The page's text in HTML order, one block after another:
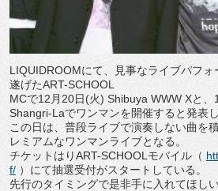
LIQUIDROOMにて、
見事なライブパフ
遂げたART-SCHOOL
MCで12月20日(火) Shibuya WWW Xと、
Shangri-Laでワンマンを開催すると発表し
この日は、 普段ライブで演奏しない曲を
レミアムなワンマンライブとなる。
チケットはりART-SCHOOLモバイル（
f/ ） にて抽選受付がスタートしている。
先行のタイミングで是非手に入れてほしい